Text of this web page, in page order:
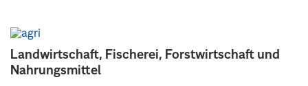
Landwirtschaft, Fischerei, Forstwirtschaft und
Nahrungsmittel